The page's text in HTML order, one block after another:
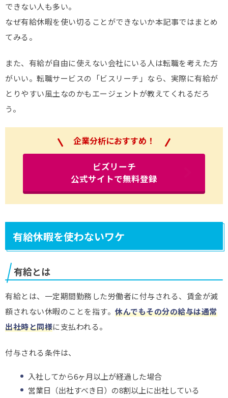
できない人も多い。
なぜ有給休暇を使い切ることができないか本記事ではまとめ
てみる。
また、有給が自由に使えない会社にいる人は転職を考えた方
がいい。転職サービスの「ビスリーチ」なら、実際に有給が
とりやすい風土なのかもエージェントが教えてくれるだろ
う。
企業分析におすすめ！
ビズリーチ
公式サイトで無料登録
有給休暇を使わないワケ
有給とは
有給とは、一定期間勤務した労働者に付与される、賃金が減
額されない休暇のことを指す。 休んでもその分の給与は通常
出社時と同様に支払われる。
付与される条件は、
入社してから6ヶ月以上が経過した場合
営業日（出社すべき日）の8割以上に出社している